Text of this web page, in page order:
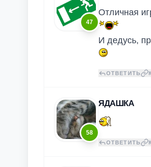
47
Отличная
И дедусь,
ОТВЕТИТЬ
58
ЯДАШКА
ОТВЕТИТЬ